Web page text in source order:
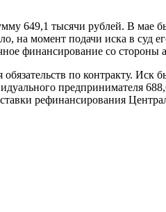
649,1 тысячи рублей. В мае
момент подачи иска в суд
финансирование со стороны
по контракту. Иск
предпринимателя
ставки рефинансирования